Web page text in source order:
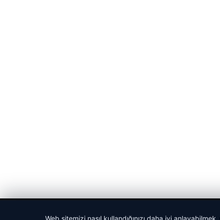
Web sitemizi nasıl kullandığınızı daha iyi